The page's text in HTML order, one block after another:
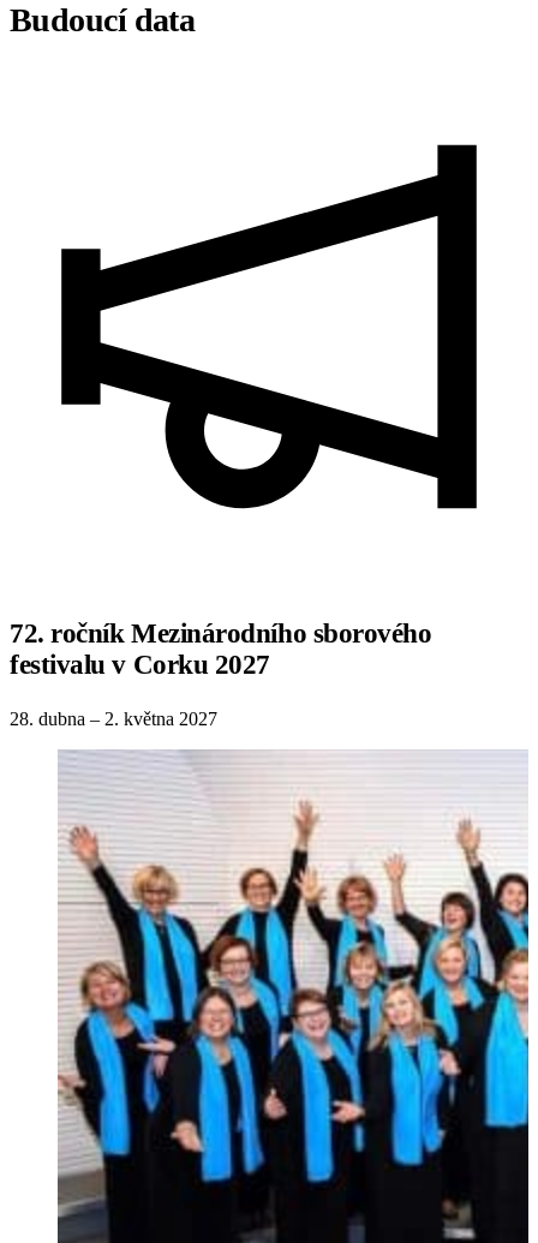
Budoucí data
72. ročník Mezinárodního sborového
festivalu v Corku 2027
28. dubna – 2. května 2027